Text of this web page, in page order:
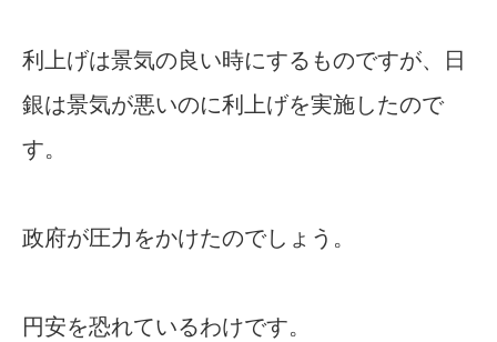
利上げは景気の良い時にするものですが、日
銀は景気が悪いのに利上げを実施したので
す。
政府が圧力をかけたのでしょう。
円安を恐れているわけです。